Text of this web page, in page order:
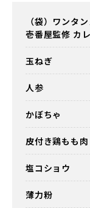
（袋）ワンタ
壱番屋監修 カ
玉ねぎ
人参
かぼちゃ
皮付き鶏も
塩コショウ
薄力粉